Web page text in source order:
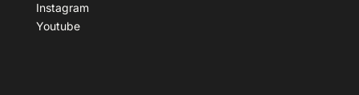
Instagram
Youtube